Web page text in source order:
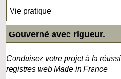
Vie pratique
Gouverné avec rigueur.
Conduisez votre projet à la
registres web Made in France